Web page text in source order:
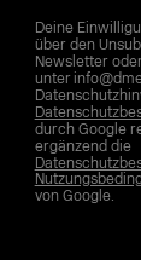
Deine
über den
Newsletter
unter
durch Google
ergänzend die
von Google.